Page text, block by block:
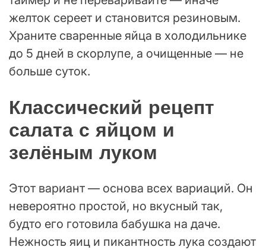
желток сереет и становится резиновым.
Храните сваренные яйца в холодильнике
до 5 дней в скорлупе, а очищенные — не
больше суток.
Классический рецепт
салата с яйцом и
зелёным луком
Этот вариант — основа всех вариаций. Он
невероятно простой, но вкусный так,
будто его готовила бабушка на даче.
Нежность яиц и пикантность лука создают